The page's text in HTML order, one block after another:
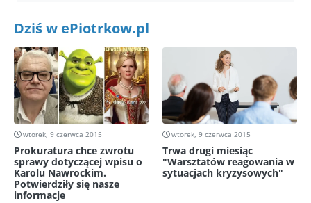
Dziś w ePiotrkow.pl
wtorek, 9 czerwca 2015
Prokuratura chce zwrotu
sprawy dotyczącej wpisu o
Karolu Nawrockim.
Potwierdziły się nasze
informacje
wtorek, 9 czerwca 2015
Trwa drugi miesiąc
"Warsztatów reagowania w
sytuacjach kryzysowych"